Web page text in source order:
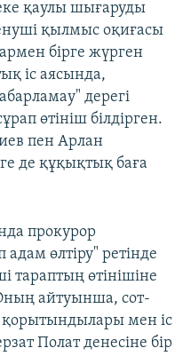
қаулы шығаруды
қылмыс оқиғасы
бірге жүрген
іс аясында,
дерегі
өтініш білдірген.
пен Арлан
де құқықтық баға
прокурор
адам өлтіру" ретінде
тараптың өтінішіне
айтуынша, сот-
мен іс
Полат денесіне бір